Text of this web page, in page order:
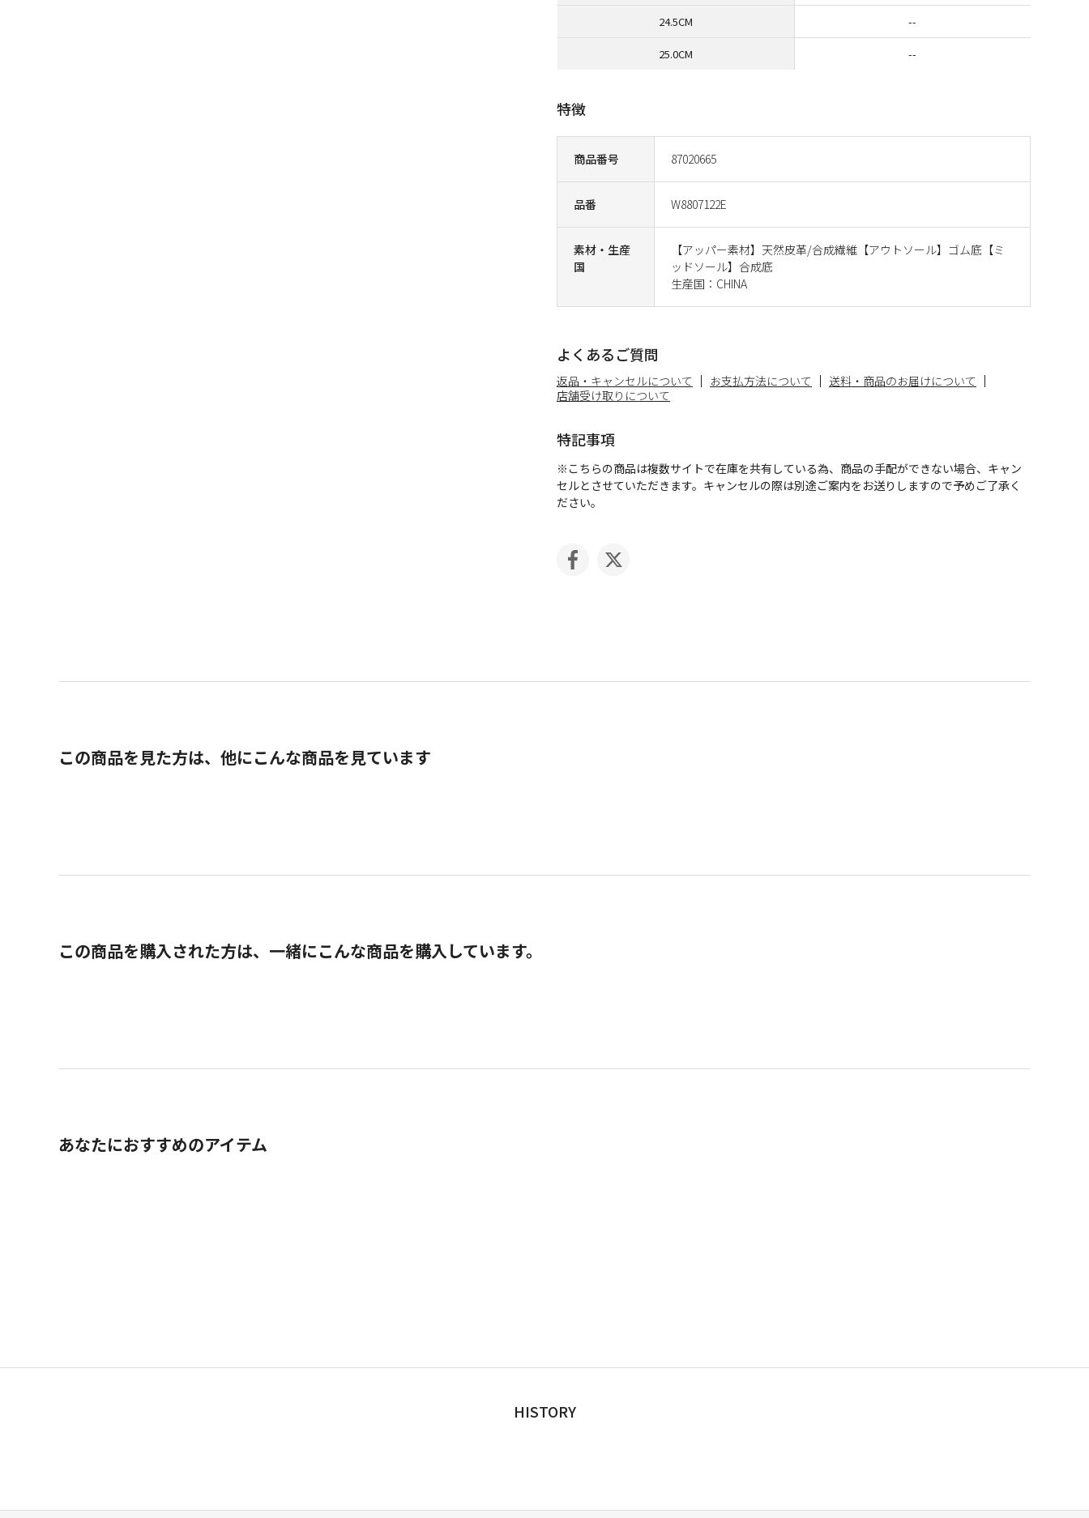
商品番号 87020665
品番 W8807122E
素材・生産
国
【アッパー素材】天然皮革/合成繊維【アウトソール】ゴム底【ミ
ッドソール】合成底
生産国：CHINA
特徴
よくあるご質問
返品・キャンセルについて お支払方法について
送料・商品のお届けについて
店舗受け取りについて
特記事項
※こちらの商品は複数サイトで在庫を共有している為、商品の手配ができない場合、キャン
セルとさせていただきます。キャンセルの際は別途ご案内をお送りしますので予めご了承く
ださい。
24.5CM --
25.0CM --
この商品を見た方は、他にこんな商品を見ています
この商品を購入された方は、一緒にこんな商品を購入しています。
あなたにおすすめのアイテム
HISTORY